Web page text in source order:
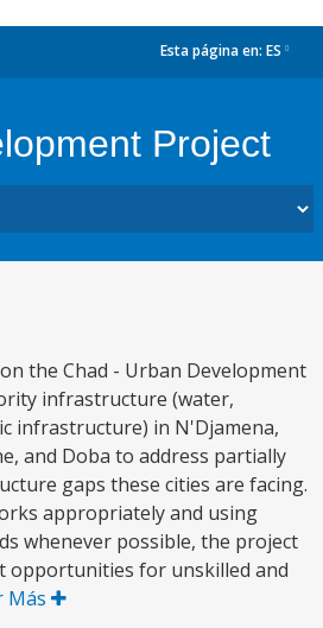
Esta página en: ES
Project
the Chad - Urban Development
infrastructure (water,
infrastructure) in N'Djamena,
and Doba to address partially
gaps these cities are facing.
appropriately and using
whenever possible, the project
opportunities for unskilled and
Más